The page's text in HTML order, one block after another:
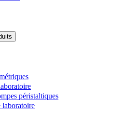
péristaltiques
laboratoire